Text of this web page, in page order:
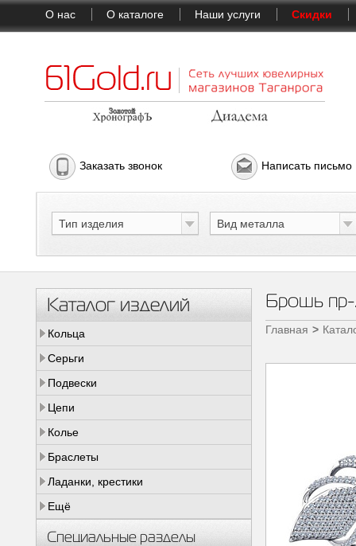
О нас О каталоге Наши услуги Скидки
Заказать звонок Написать письмо
Тип изделия Вид металла
Каталог изделий
Кольца
Серьги
Подвески
Цепи
Колье
Браслеты
Ладанки, крестики
Ещё
Специальные разделы
Брошь
Главная